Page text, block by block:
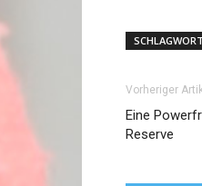
Vorheriger
Eine
Reserve